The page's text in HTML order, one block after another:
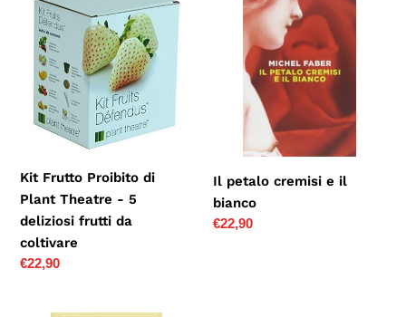
Frutto
Proibito
Plant
Theatre
frutti
da
coltivare
Kit Frutto Proibito di
Plant Theatre - 5
deliziosi frutti da
coltivare
Prezzo
€22,90
petalo
cremisi
Il petalo cremisi e il
bianco
Prezzo
€22,90